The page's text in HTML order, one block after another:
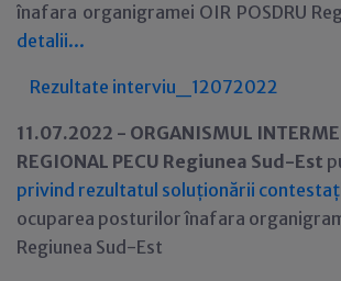
înafara organigramei OIR POSDRU
detalii...
Rezultate interviu_12072022
11.07.2022 - ORGANISMUL
REGIONAL PECU Regiunea Sud-Est
privind rezultatul soluționării
ocuparea posturilorînafara
Regiunea Sud-Est